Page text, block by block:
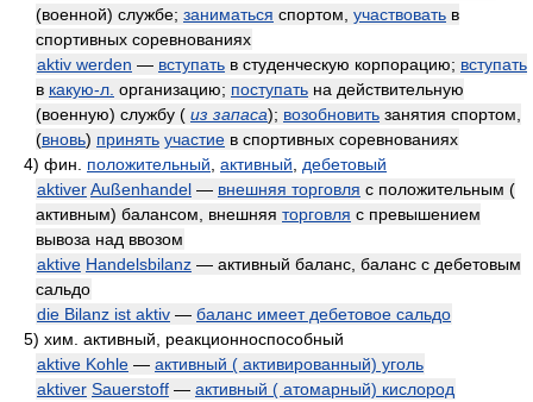
(военной) службе; заниматься спортом, участвовать в
спортивных соревнованиях
aktiv werden — вступать в студенческую корпорацию; вступать
в какую-л. организацию; поступать на действительную
(военную) службу ( из запаса); возобновить занятия спортом,
(вновь) принять участие в спортивных соревнованиях
4) фин. положительный активный
дебетовый
aktiverAußenhandel — внешняя торговля с положительным (
активным) балансом, внешняя торговля с превышением
вывоза над ввозом
aktive Handelsbilanz — активный баланс, баланс с дебетовым
сальдо
die Bilanz ist aktiv — баланс имеет дебетовое сальдо
5) хим. активный, реакционноспособный
aktive Kohle — активный ( активированный) уголь
aktiver Sauerstoff — активный ( атомарный) кислород